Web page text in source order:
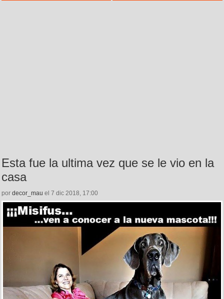
Esta fue la ultima vez que se le vio en la
casa
por decor_mau el 7 dic 2018, 17:00